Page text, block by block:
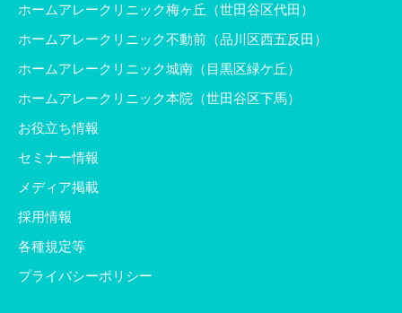
ホームアレークリニック梅ヶ丘（世田谷区代田）
ホームアレークリニック不動前（品川区西五反田）
ホームアレークリニック城南（目黒区緑ケ丘）
ホームアレークリニック本院（世田谷区下馬）
お役立ち情報
セミナー情報
メディア掲載
採用情報
各種規定等
プライバシーポリシー